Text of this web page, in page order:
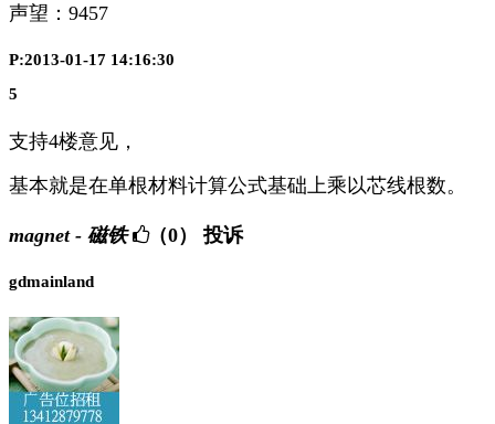
声望： 9457
P:2013-01-17 14:16:30
5
支持4楼意见，
基本就是在单根材料计算公式基础上乘以芯线根数。
magnet - 磁铁 （0） 投诉
gdmainland